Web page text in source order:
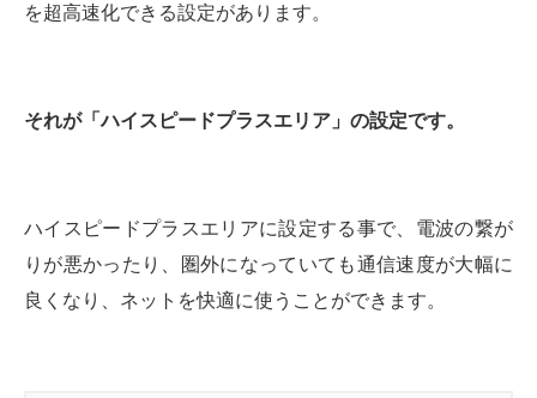
を超高速化できる設定があります。
それが「ハイスピードプラスエリア」の設定です。
ハイスピードプラスエリアに設定する事で、電波の繋が
りが悪かったり、圏外になっていても通信速度が大幅に
良くなり、ネットを快適に使うことができます。